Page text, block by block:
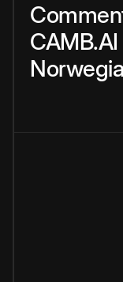
CAMB.AI